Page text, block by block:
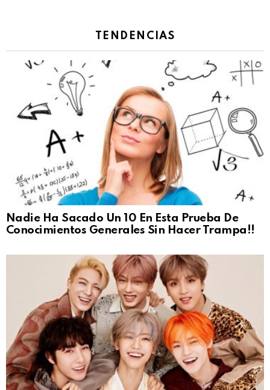
TENDENCIAS
Nadie Ha Sacado Un 10 En Esta Prueba De
Conocimientos Generales Sin Hacer Trampa!!